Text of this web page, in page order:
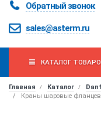
Обратный звонок
sales@asterm.ru
КАТАЛОГ
Главная Каталог
Краны шаровые